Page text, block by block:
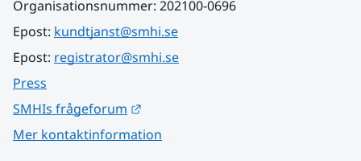
Organisationsnummer: 202100-0696
Epost: kundtjanst@smhi.se
Epost: registrator@smhi.se
Press
SMHIs frågeforum
Mer kontaktinformation